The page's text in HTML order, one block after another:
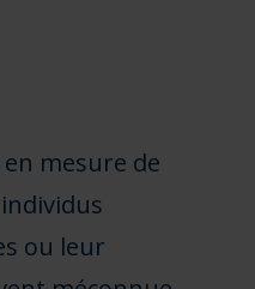
mesure de
ou leur